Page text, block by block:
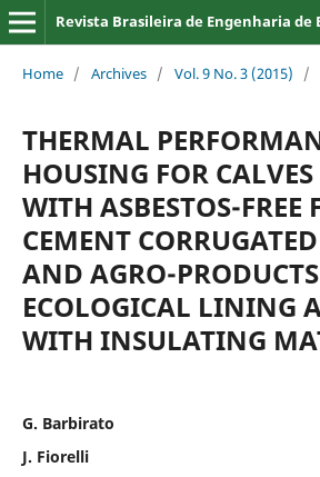
Revista Brasileira de Engenharia de
Home / Archives / Vol. 9 No. 3 (2015) /
THERMAL
HOUSING FOR CALVES
WITH ASBESTOS-FREE
CEMENT
AND AGRO-PRODUCTS
ECOLOGICAL LINING
WITH INSULATING
G. Barbirato
J. Fiorelli